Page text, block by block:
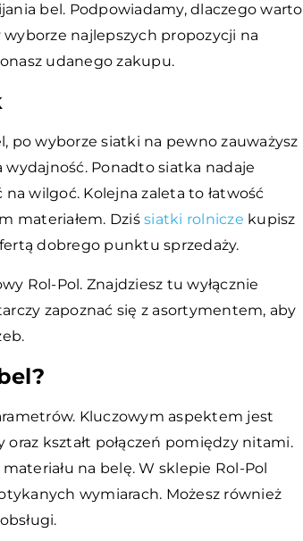
bel. Podpowiadamy, dlaczego warto
najlepszych propozycji na
udanego zakupu.
po wyborze siatki na pewno zauważysz
Ponadto siatka nadaje
wilgoć. Kolejna zaleta to łatwość
materiałem. Dziś siatki rolnicze kupisz
dobrego punktu sprzedaży.
Rol-Pol. Znajdziesz tu wyłącznie
zapoznać się z asortymentem, aby
Kluczowym aspektem jest
kształt połączeń pomiędzy nitami.
na belę. W sklepie Rol-Pol
wymiarach. Możesz również